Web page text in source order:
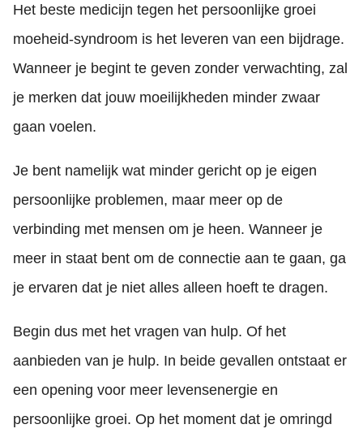
Het beste medicijn tegen het persoonlijke groei
moeheid-syndroom is het leveren van een bijdrage.
Wanneer je begint te geven zonder verwachting, zal
je merken dat jouw moeilijkheden minder zwaar
gaan voelen.
Je bent namelijk wat minder gericht op je eigen
persoonlijke problemen, maar meer op de
verbinding met mensen om je heen. Wanneer je
meer in staat bent om de connectie aan te gaan, ga
je ervaren dat je niet alles alleen hoeft te dragen.
Begin dus met het vragen van hulp. Of het
aanbieden van je hulp. In beide gevallen ontstaat er
een opening voor meer levensenergie en
persoonlijke groei. Op het moment dat je omringd